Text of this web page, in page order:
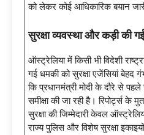
को लेकर कोई आधिकारिक बयान
सुरक्षा व्यवस्था और कड़ी की गई
ऑस्ट्रेलिया में किसी भी विदेशी
गई धमकी को सुरक्षा एजेंसियां बेहद
कि प्रधानमंत्री मोदी के दौरे से पहले
समीक्षा की जा रही है। रिपोर्ट्स के
सुरक्षा की जिम्मेदारी केवल
राज्य पुलिस और विशेष सुरक्षा